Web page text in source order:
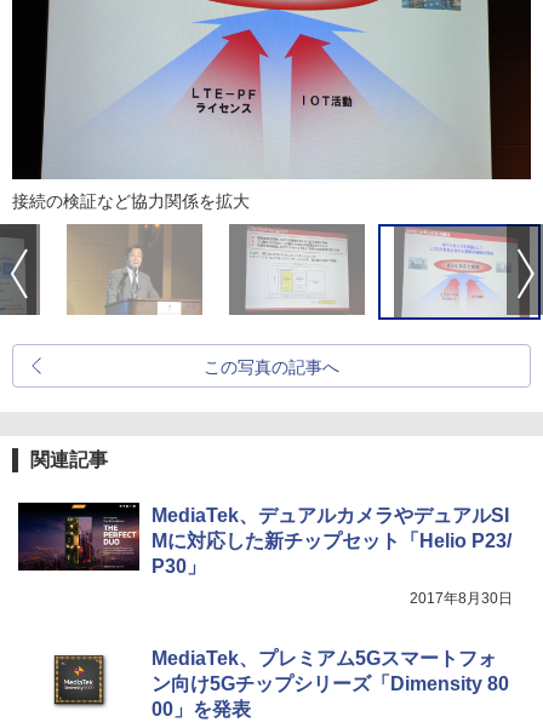
接続の検証など協力関係を拡大
この写真の記事へ
関連記事
MediaTek、デュアルカメラやデュアルSI
Mに対応した新チップセット「Helio P23/
P30」
2017年8月30日
MediaTek、プレミアム5Gスマートフォ
ン向け5Gチップシリーズ「Dimensity 80
00」を発表